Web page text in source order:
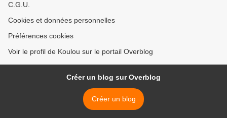
C.G.U.
Cookies et données personnelles
Préférences cookies
Voir le profil de Koulou sur le portail Overblog
Créer un blog sur Overblog
Créer un blog